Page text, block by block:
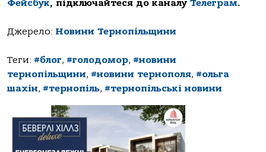
Фейсбук, підключайтеся до каналу Телеграм.
Джерело: Новини Тернопільщини
Теги: #блог, #голодомор, #новини
тернопільщини, #новини тернополя, #ольга
шахін, #тернопіль, #тернопільські новини